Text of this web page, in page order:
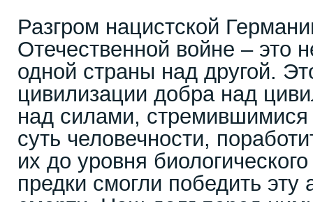
Разгром нацистской
Отечественной войне – это
одной страны над другой.
цивилизации добра над
над силами, стремившимися
суть человечности,
их до уровня
предки смогли победить